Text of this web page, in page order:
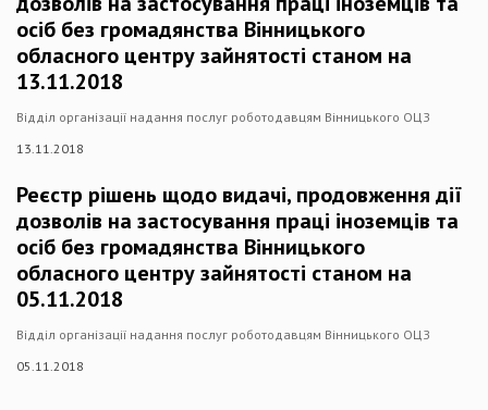
осіб без громадянства Вінницького
обласного центру зайнятості станом на
13.11.2018
Відділ організації надання послуг роботодавцям Вінницького ОЦЗ
13.11.2018
Реєстр рішень щодо видачі, продовження дії
дозволів на застосування праці іноземців та
осіб без громадянства Вінницького
обласного центру зайнятості станом на
05.11.2018
Відділ організації надання послуг роботодавцям Вінницького ОЦЗ
05.11.2018